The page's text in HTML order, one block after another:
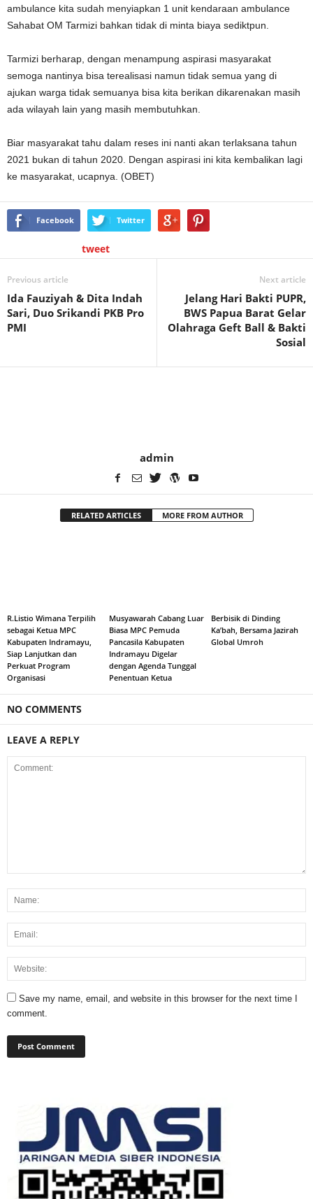
ambulance kita sudah menyiapkan 1 unit kendaraan ambulance
Sahabat OM Tarmizi bahkan tidak di minta biaya sediktpun.
Tarmizi berharap, dengan menampung aspirasi masyarakat
semoga nantinya bisa terealisasi namun tidak semua yang di
ajukan warga tidak semuanya bisa kita berikan dikarenakan masih
ada wilayah lain yang masih membutuhkan.
Biar masyarakat tahu dalam reses ini nanti akan terlaksana tahun
2021 bukan di tahun 2020. Dengan aspirasi ini kita kembalikan lagi
ke masyarakat, ucapnya. (OBET)
Facebook Twitter
tweet
Previous article
Ida Fauziyah & Dita Indah
Sari, Duo Srikandi PKB Pro
PMI
Next article
Jelang Hari Bakti PUPR,
BWS Papua Barat Gelar
Olahraga Geft Ball & Bakti
Sosial
admin
RELATED ARTICLES MORE FROM AUTHOR
R.Listio Wimana Terpilih
sebagai Ketua MPC
Kabupaten Indramayu,
Siap Lanjutkan dan
Perkuat Program
Organisasi
Musyawarah Cabang Luar
Biasa MPC Pemuda
Pancasila Kabupaten
Indramayu Digelar
dengan Agenda Tunggal
Penentuan Ketua
Berbisik di Dinding
Ka’bah, Bersama Jazirah
Global Umroh
NO COMMENTS
LEAVE A REPLY
Save my name, email, and website in this browser for the next time I
comment.